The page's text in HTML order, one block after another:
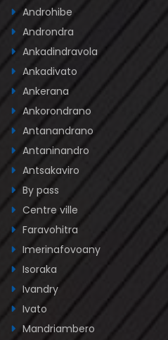
Androhibe
Androndra
Ankadindravola
Ankadivato
Ankerana
Ankorondrano
Antanandrano
Antaninandro
Antsakaviro
By pass
Centre ville
Faravohitra
Imerinafovoany
Isoraka
Ivandry
Ivato
Mandriambero